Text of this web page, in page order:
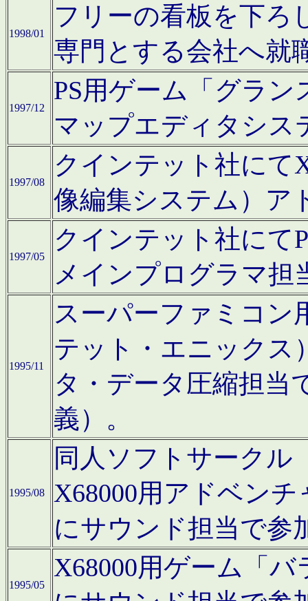
1998/01
フリーの看板を下ろ
専門とする会社へ就
1997/12
PS用ゲーム「グラン
マップエディタシス
1997/08
クインテット社にて
像編集システム）ア
1997/05
クインテット社にて
メインプログラマ担
1995/11
スーパーファミコン
テット・エニックス
タ・データ圧縮担当
義）。
1995/08
同人ソフトサークル
X68000用アドベン
にサウンド担当で参
1995/05
X68000用ゲーム「